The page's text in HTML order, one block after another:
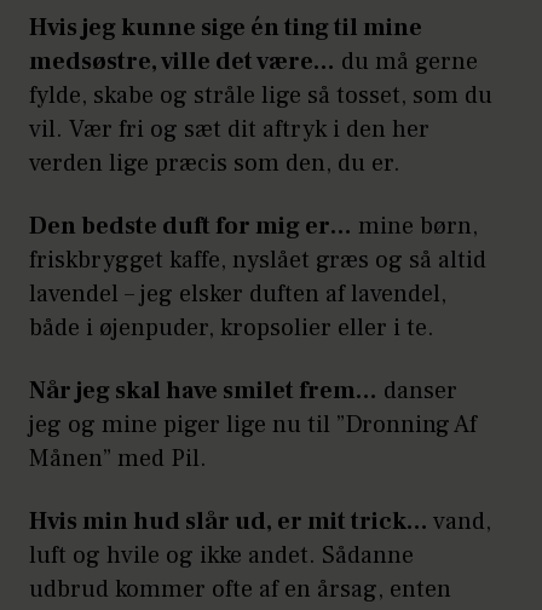
Hvis jeg kunne sige én ting til mine
medsøstre, ville det være… du må gerne
fylde, skabe og stråle lige så tosset, som du
vil. Vær fri og sæt dit aftryk i den her
verden lige præcis som den, du er.
Den bedste duft for mig er… mine børn,
friskbrygget kaffe, nyslået græs og så altid
lavendel – jeg elsker duften af lavendel,
både i øjenpuder, kropsolier eller i te.
Når jeg skal have smilet frem… danser
jeg og mine piger lige nu til ”Dronning Af
Månen” med Pil.
Hvis min hud slår ud, er mit trick… vand,
luft og hvile og ikke andet. Sådanne
udbrud kommer ofte af en årsag, enten